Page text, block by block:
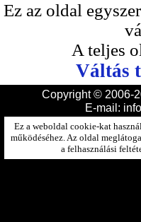
Ez az oldal
A teljes
Váltás
Copyright © 2006-
E-mail:
Ez a weboldal cookie-kat
működéséhez. Az oldal
a felhasználási